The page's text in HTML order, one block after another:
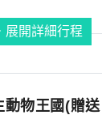
展開詳細行程
動物王國(贈送